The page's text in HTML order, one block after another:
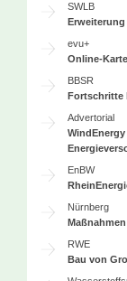
SWLB
evu+
Online-
BBSR
Fortschritte
Advertorial
EnBW
Nürnberg
RWE
Bau von